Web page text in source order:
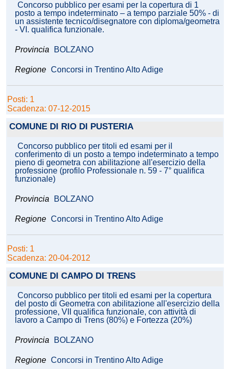
Concorso pubblico per esami per la copertura di 1
posto a tempo indeterminato – a tempo parziale 50% - di
un assistente tecnico/disegnatore con diploma/geometra
- VI. qualifica funzionale.
Provincia BOLZANO
Regione Concorsi in Trentino Alto Adige
Posti: 1
Scadenza: 07-12-2015
COMUNE DI RIO DI PUSTERIA
Concorso pubblico per titoli ed esami per il
conferimento di un posto a tempo indeterminato a tempo
pieno di geometra con abilitazione all'esercizio della
professione (profilo Professionale n. 59 - 7° qualifica
funzionale)
Provincia BOLZANO
Regione Concorsi in Trentino Alto Adige
Posti: 1
Scadenza: 20-04-2012
COMUNE DI CAMPO DI TRENS
Concorso pubblico per titoli ed esami per la copertura
del posto di Geometra con abilitazione all'esercizio della
professione, VII qualifica funzionale, con attività di
lavoro a Campo di Trens (80%) e Fortezza (20%)
Provincia BOLZANO
Regione Concorsi in Trentino Alto Adige